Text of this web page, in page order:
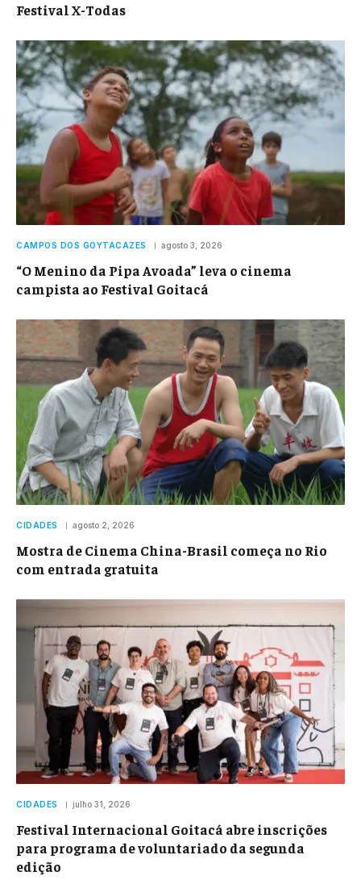
Festival X-Todas
CAMPOS DOS GOYTACAZES agosto 3, 2026
“O Menino da Pipa Avoada” leva o cinema
campista ao Festival Goitacá
CIDADES agosto 2, 2026
Mostra de Cinema China-Brasil começa no Rio
com entrada gratuita
CIDADES julho 31, 2026
Festival Internacional Goitacá abre inscrições
para programa de voluntariado da segunda
edição